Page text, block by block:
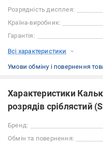
Розрядність дисплея:
Країна-виробник:
Гарантія:
Всі характеристики
Умови обміну і повернення
Характеристики
розрядів сріблястий
Бренд:
Обмін та повернення: